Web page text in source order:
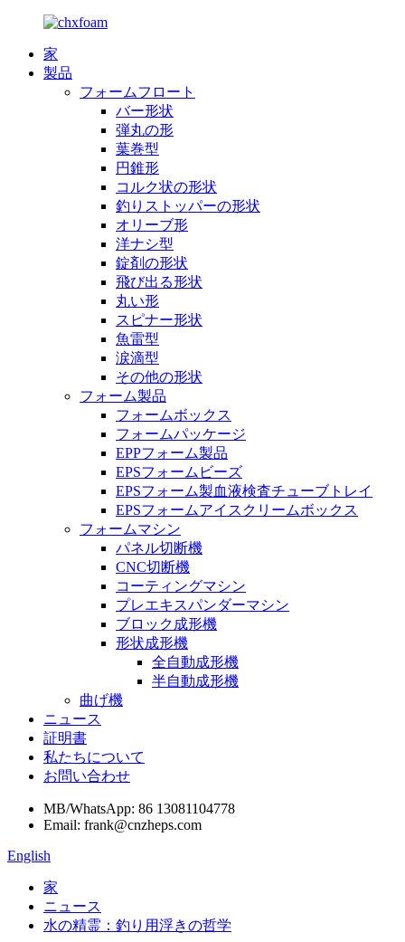
家
製品
フォームフロート
バー形状
弾丸の形
葉巻型
円錐形
コルク状の形状
釣りストッパーの形状
オリーブ形
洋ナシ型
錠剤の形状
飛び出る形状
丸い形
スピナー形状
魚雷型
涙滴型
その他の形状
フォーム製品
フォームボックス
フォームパッケージ
EPPフォーム製品
EPSフォームビーズ
EPSフォーム製血液検査チューブトレイ
EPSフォームアイスクリームボックス
フォームマシン
パネル切断機
CNC切断機
コーティングマシン
プレエキスパンダーマシン
ブロック成形機
形状成形機
全自動成形機
半自動成形機
曲げ機
ニュース
証明書
私たちについて
お問い合わせ
MB/WhatsApp: 86 13081104778
Email: frank@cnzheps.com
English
家
ニュース
水の精霊：釣り用浮きの哲学